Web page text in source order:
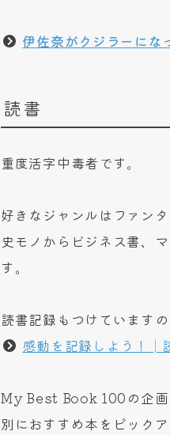
伊佐奈がクジラーにな
読書
重度活字中毒者です。
好きなジャンルはファン
史モノからビジネス書、
す。
読書記録もつけています
感動を記録しよう！│
My Best Book 100の企画
別におすすめ本をピック